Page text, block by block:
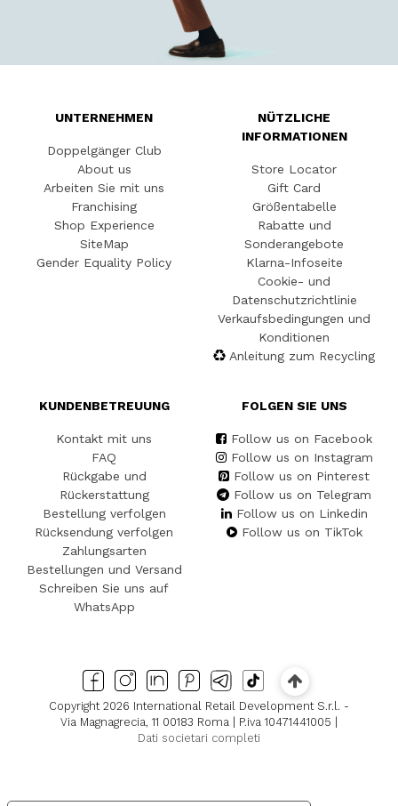
UNTERNEHMEN
Doppelgänger Club
About us
Arbeiten Sie mit uns
Franchising
Shop Experience
SiteMap
Gender Equality Policy
NÜTZLICHE
INFORMATIONEN
Store Locator
Gift Card
Größentabelle
Rabatte und
Sonderangebote
Klarna-Infoseite
Cookie- und
Datenschutzrichtlinie
Verkaufsbedingungen und
Konditionen
Anleitung zum Recycling
KUNDENBETREUUNG
Kontakt mit uns
FAQ
Rückgabe und
Rückerstattung
Bestellung verfolgen
Rücksendung verfolgen
Zahlungsarten
Bestellungen und Versand
Schreiben Sie uns auf
WhatsApp
FOLGEN SIE UNS
Follow us on Facebook
Follow us on Instagram
Follow us on Pinterest
Follow us on Telegram
Follow us on Linkedin
Follow us on TikTok
Copyright 2026 International Retail Development S.r.l. -
Via Magnagrecia, 11 00183 Roma | P.iva 10471441005 |
Dati societari completi